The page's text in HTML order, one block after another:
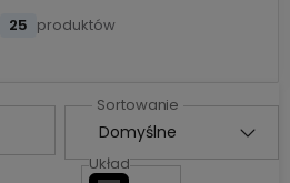
25 produktów
Układ